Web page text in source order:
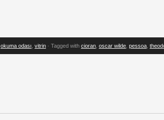
okuma odası vitrin · Tagged with cioran oscar wilde pessoa